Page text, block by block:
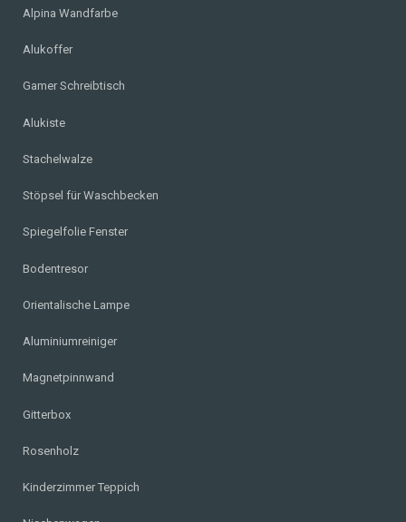
Alpina Wandfarbe
Alukoffer
Gamer Schreibtisch
Alukiste
Stachelwalze
Stöpsel für Waschbecken
Spiegelfolie Fenster
Bodentresor
Orientalische Lampe
Aluminiumreiniger
Magnetpinnwand
Gitterbox
Rosenholz
Kinderzimmer Teppich